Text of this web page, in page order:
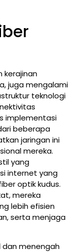
kerajinan
juga mengalami
teknologi
implementasi
beberapa
jaringan ini
mereka.
yang
internet yang
optik kudus.
mereka
lebih efisien
serta menjaga
dan menengah